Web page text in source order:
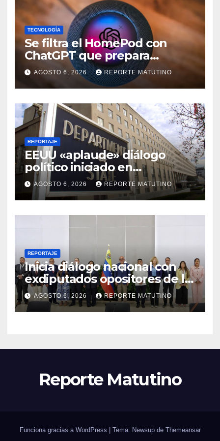
TECNOLOGÍA
Se filtra el HomePod con
ChatGPT que prepara
OpenAI y su diseño es una
locura
AGOSTO 6, 2026 REPORTE MATUTINO
REPORTAJE
EEUU «aplaude» diálogo
político iniciado en
Venezuela
AGOSTO 6, 2026 REPORTE MATUTINO
REPORTAJE
Inicia diálogo nacional con
exdiputados opositores de la
AN de 2015
AGOSTO 6, 2026 REPORTE MATUTINO
Reporte Matutino
Funciona gracias a WordPress Tema: Newsup de Themeansar